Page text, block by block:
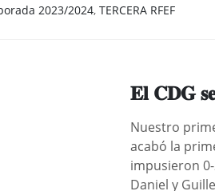
2023/2024,TERCERA RFEF
𝐄𝐥 𝐂𝐃𝐆 𝐬𝐞
Nuestro
acabó la
impusieron
Daniel y